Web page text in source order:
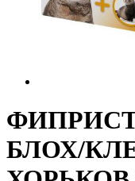
БЛОХ/